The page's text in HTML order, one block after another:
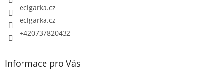
ecigarka.cz
ecigarka.cz
+420737820432
Informace pro Vás